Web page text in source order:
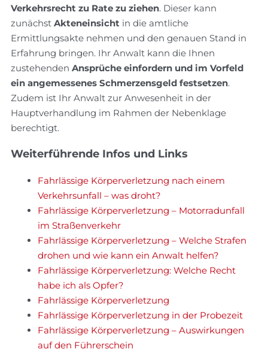
Verkehrsrecht zu Rate zu ziehen. Dieser kann
zunächstAkteneinsicht in die amtliche
Ermittlungsakte nehmen und den genauen Stand in
Erfahrung bringen. Ihr Anwalt kann die Ihnen
zustehendenAnsprüche einfordern und im Vorfeld
ein angemessenes Schmerzensgeld festsetzen.
Zudem ist Ihr Anwalt zur Anwesenheit in der
Hauptverhandlung im Rahmen der Nebenklage
berechtigt.
Weiterführende Infos und Links
Fahrlässige Körperverletzung nach einem
Verkehrsunfall – was droht?
Fahrlässige Körperverletzung – Motorradunfall
im Straßenverkehr
Fahrlässige Körperverletzung – Welche Strafen
drohen und wie kann ein Anwalt helfen?
Fahrlässige Körperverletzung: Welche Recht
habe ich als Opfer?
Fahrlässige Körperverletzung
Fahrlässige Körperverletzung in der Probezeit
Fahrlässige Körperverletzung – Auswirkungen
auf den Führerschein